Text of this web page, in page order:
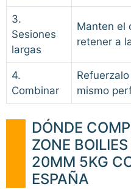
3.
Sesiones
largas
Manten el
retener a
4.
Combinar
mismo
DÓNDE
ZONE
20MM 5KG
ESPAÑA